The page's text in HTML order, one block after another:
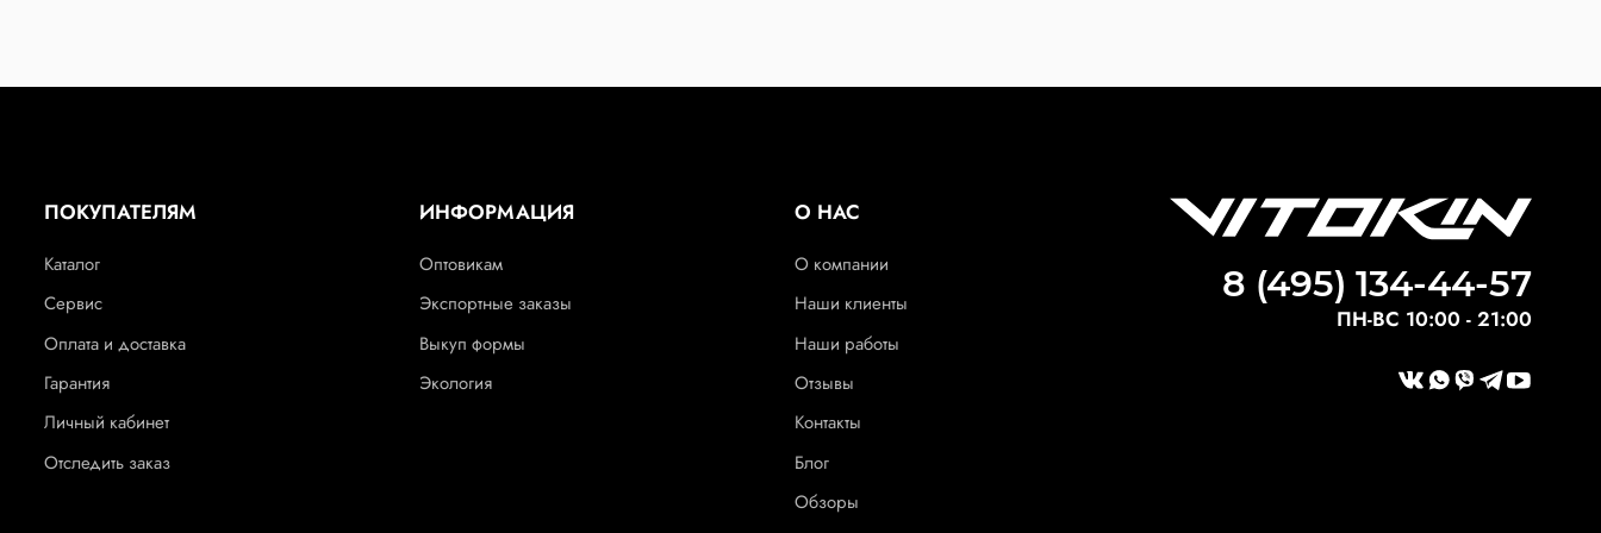
ПОКУПАТЕЛЯМ
Каталог
Сервис
Оплата и доставка
Гарантия
Личный кабинет
Отследить заказ
ИНФОРМАЦИЯ
Оптовикам
Экспортные заказы
Выкуп формы
Экология
О НАС
О компании
Наши клиенты
Наши работы
Отзывы
Контакты
Блог
Обзоры
8 (495) 134-44-57
ПН-ВС 10:00 - 21:00